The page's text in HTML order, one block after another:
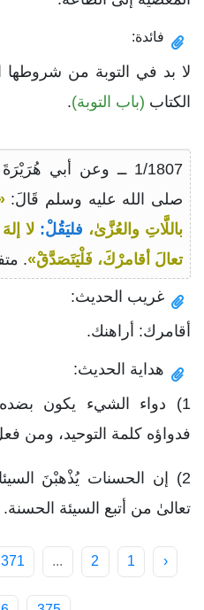
فائدة:
لا بد في التوبة من
الكتاب (باب التوبة).
1/1807 ــ وعن أبي
صلى الله عليه وسلم قَالَ:
باللَّاتِ والعُزَّىٰ، فليَقُلْ: لا
تعالَ أقامرْكَ، فَلْيَتَصَدَّقْ».
غريب الحديث:
أقامرك: أراهنك.
هداية الحديث:
1) دواء الشيء يكون
فدواؤه كلمة التوحيد، ومن
2) إن الحسنات يُذْهبْنَ
تعالىٰ من أتبع السيئة
‹
1
2
...
371